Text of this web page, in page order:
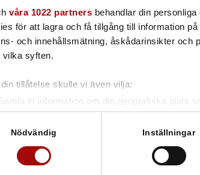
våra 1022 partners behandlar din
för att lagra och få tillgång till information
och innehållsmätning, åskådarinsikter
vilka syften.
tillåtelse skulle vi även vilja:
Samla in information om din geografiska plats
din enhet genom att aktivt skanna
på mer om hur dina personliga uppgifter
dra tillbaka ditt samtycke när som helst från
Nödvändig Inställningar
ledad
38 mm
Trådlös Explorer Kamera
1st
NYHETER